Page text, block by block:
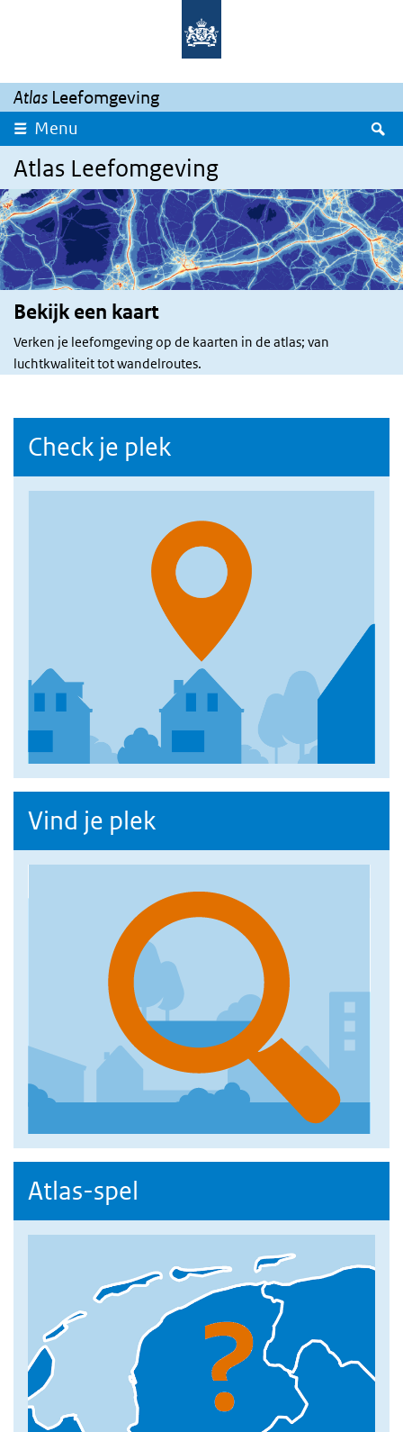
Atlas Leefomgeving
Menu
Atlas Leefomgeving
Bekijk een kaart
Verken je leefomgeving op de kaarten in de atlas; van
luchtkwaliteit tot wandelroutes.
Check je plek
Vind je plek
Atlas-spel